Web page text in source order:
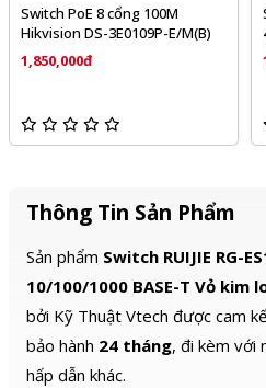
Switch PoE 8 cổng 100M
Hikvision DS-3E0109P-E/M(B)
1,850,000đ
Thông Tin Sản Phẩm
Sản phẩm Switch RUIJIE RG-
10/100/1000 BASE-T Vỏ kim
bởi Kỹ Thuật Vtech được cam
bảo hành 24 tháng, đi kèm với
hấp dẫn khác.